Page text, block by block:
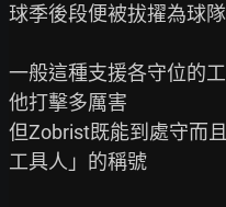
球季後段便被拔擢為球
一般這種支援各守位的
他打擊多厲害
但Zobrist既能到處守而
工具人」的稱號